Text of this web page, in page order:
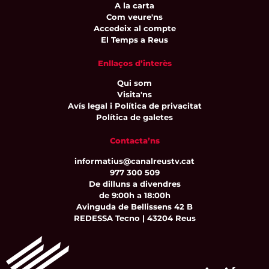
A la carta
Com veure'ns
Accedeix al compte
El Temps a Reus
Enllaços d’interès
Qui som
Visita'ns
Avís legal i Política de privacitat
Política de galetes
Contacta’ns
informatius@canalreustv.cat
977 300 509
De dilluns a divendres
de 9:00h a 18:00h
Avinguda de Bellissens 42 B
REDESSA Tecno | 43204 Reus